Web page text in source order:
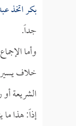
بكراتخذ
جداً.
وأما
خلاف
الشريعة
إذاً: هذا